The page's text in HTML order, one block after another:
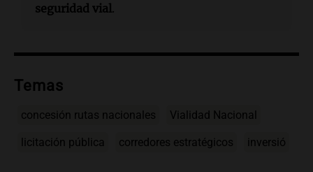
seguridad vial .
Temas
concesión rutas nacionales Vialidad Nacional
licitación pública corredores estratégicos inversió